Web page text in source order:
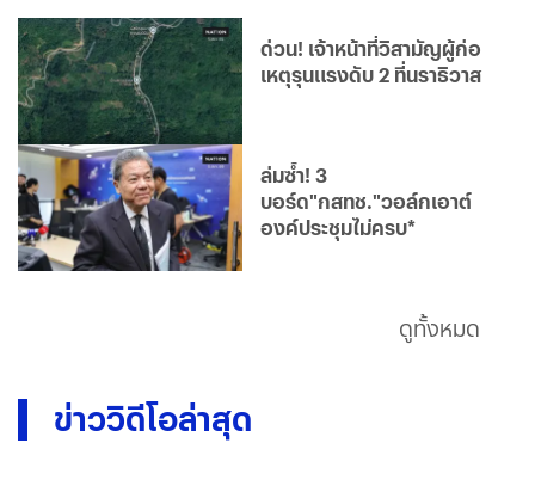
ด่วน! เจ้าหน้าที่วิสามัญผู้ก่อ
เหตุรุนแรงดับ 2 ที่นราธิวาส
ล่มซ้ำ! 3
บอร์ด"กสทช."วอล์กเอาต์
องค์ประชุมไม่ครบ*
ดูทั้งหมด
ข่าววิดีโอล่าสุด